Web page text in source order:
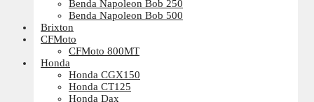
Benda Napoleon Bob 250
Benda Napoleon Bob 500
Brixton
CFMoto
CFMoto 800MT
Honda
Honda CGX150
Honda CT125
Honda Dax